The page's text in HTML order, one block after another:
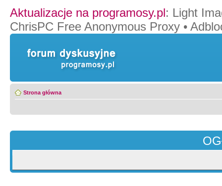
Aktualizacje na programosy.pl: Light
ChrisPC Free Anonymous Proxy •
Strona główna